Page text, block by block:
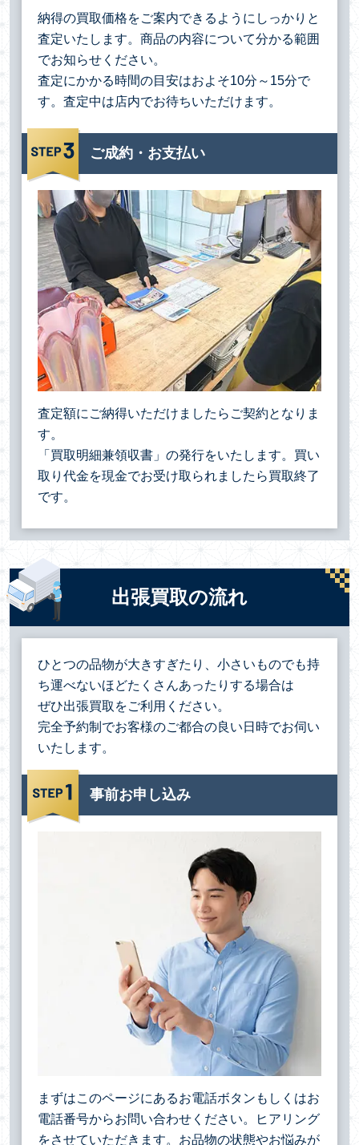
納得の買取価格をご案内できるようにしっかりと
査定いたします。商品の内容について分かる範囲
でお知らせください。
査定にかかる時間の目安はおよそ10分～15分で
す。査定中は店内でお待ちいただけます。
ご成約・お支払い
査定額にご納得いただけましたらご契約となりま
す。
「買取明細兼領収書」の発行をいたします。買い
取り代金を現金でお受け取られましたら買取終了
です。
出張買取の流れ
ひとつの品物が大きすぎたり、小さいものでも持
ち運べないほどたくさんあったりする場合は
ぜひ出張買取をご利用ください。
完全予約制でお客様のご都合の良い日時でお伺い
いたします。
事前お申し込み
まずはこのページにあるお電話ボタンもしくはお
電話番号からお問い合わせください。ヒアリング
をさせていただきます。お品物の状態やお悩みが